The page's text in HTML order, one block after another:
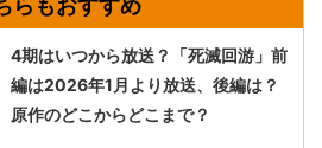
4期はいつから放送？「死滅回游」前
編は2026年1月より放送、後編は？
原作のどこからどこまで？